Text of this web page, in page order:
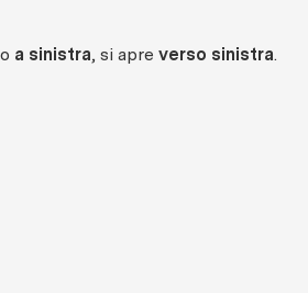
a sinistra, si apre verso sinistra.